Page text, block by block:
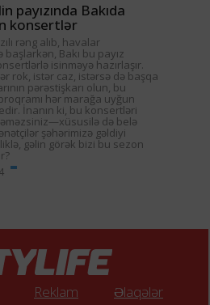
payızında Bakıda
konsertlər
rəng alıb, havalar
başlarkən, Bakı bu payız
isinməyə hazırlaşır.
rok, istər caz, istərsə də başqa
pərəstişkarı olun, bu
hər marağa uyğun
İnanın ki, bu konsertləri
də belə
şəhərimizə gəldiyi
gəlin görək bizi bu sezon
Reklam Əlaqələr